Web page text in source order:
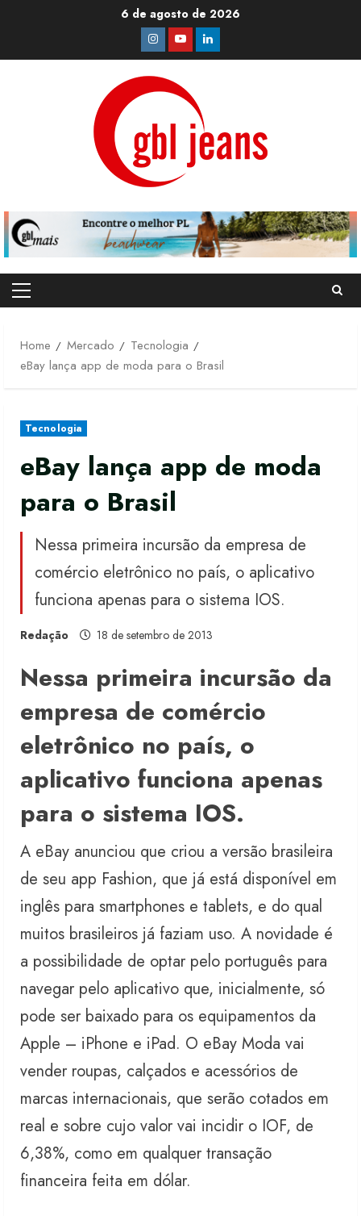
6 de agosto de 2026
Instagram
YoutubeLinkedin
Primary
Home
Mercado
Tecnologia
eBay lança app de moda para o Brasil
Tecnologia
eBay lança app de moda
para o Brasil
Nessa primeira incursão da empresa de
comércio eletrônico no país, o aplicativo
funciona apenas para o sistema IOS.
Redação 18 de setembro de 2013
Nessa primeira incursão da
empresa de comércio
eletrônico no país, o
aplicativo funciona apenas
para o sistema IOS.
A eBay anunciou que criou a versão brasileira
de seu app Fashion, que já está disponível em
inglês para smartphones e tablets, e do qual
muitos brasileiros já faziam uso. A novidade é
a possibilidade de optar pelo português para
navegar pelo aplicativo que, inicialmente, só
pode ser baixado para os equipamentos da
Apple – iPhone e iPad. O eBay Moda vai
vender roupas, calçados e acessórios de
marcas internacionais, que serão cotados em
real e sobre cujo valor vai incidir o IOF, de
6,38%, como em qualquer transação
financeira feita em dólar.